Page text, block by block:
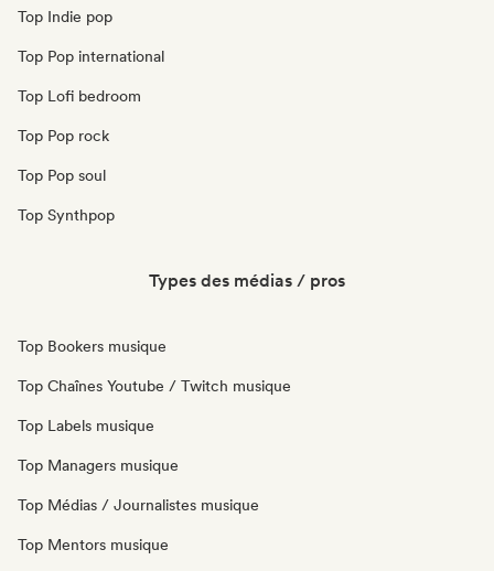
Top Indie pop
Top Pop international
Top Lofi bedroom
Top Pop rock
Top Pop soul
Top Synthpop
Types des médias / pros
Top Bookers musique
Top Chaînes Youtube / Twitch musique
Top Labels musique
Top Managers musique
Top Médias / Journalistes musique
Top Mentors musique